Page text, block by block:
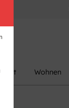
Wohnen